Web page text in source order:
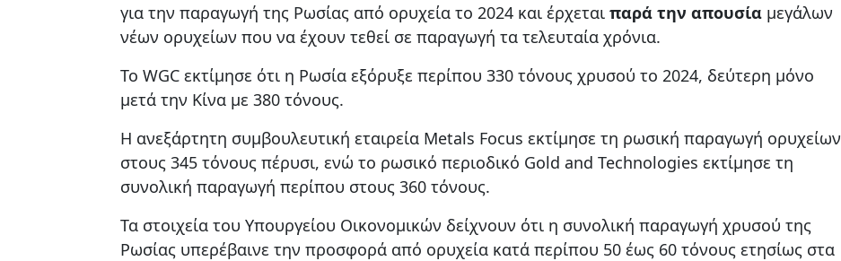
για την παραγωγή της Ρωσίας από ορυχεία το 2024 και έρχεται παρά την απουσία μεγάλων
νέων ορυχείων που να έχουν τεθεί σε παραγωγή τα τελευταία χρόνια.
Το WGC εκτίμησε ότι η Ρωσία εξόρυξε περίπου 330 τόνους χρυσού το 2024, δεύτερη μόνο
μετά την Κίνα με 380 τόνους.
Η ανεξάρτητη συμβουλευτική εταιρεία Metals Focus εκτίμησε τη ρωσική παραγωγή ορυχείων
στους 345 τόνους πέρυσι, ενώ το ρωσικό περιοδικό Gold and Technologies εκτίμησε τη
συνολική παραγωγή περίπου στους 360 τόνους.
Τα στοιχεία του Υπουργείου Οικονομικών δείχνουν ότι η συνολική παραγωγή χρυσού της
Ρωσίας υπερέβαινε την προσφορά από ορυχεία κατά περίπου 50 έως 60 τόνους ετησίως στα